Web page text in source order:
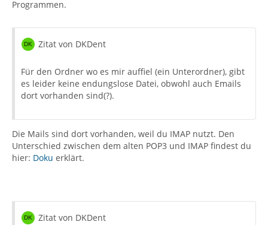
Programmen.
Zitat von DKDent
Für den Ordner wo es mir auffiel (ein Unterordner), gibt
es leider keine endungslose Datei, obwohl auch Emails
dort vorhanden sind(?).
Die Mails sind dort vorhanden, weil du IMAP nutzt. Den
Unterschied zwischen dem alten POP3 und IMAP findest du
hier: Doku erklärt.
Zitat von DKDent